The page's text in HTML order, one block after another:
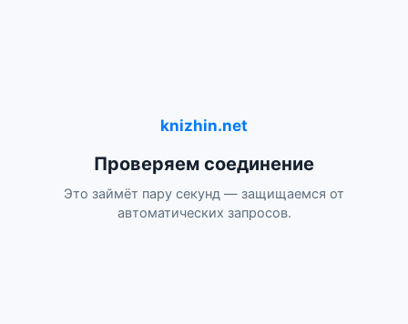
knizhin.net
Проверяем соединение
Это займёт пару секунд — защищаемся от
автоматических запросов.